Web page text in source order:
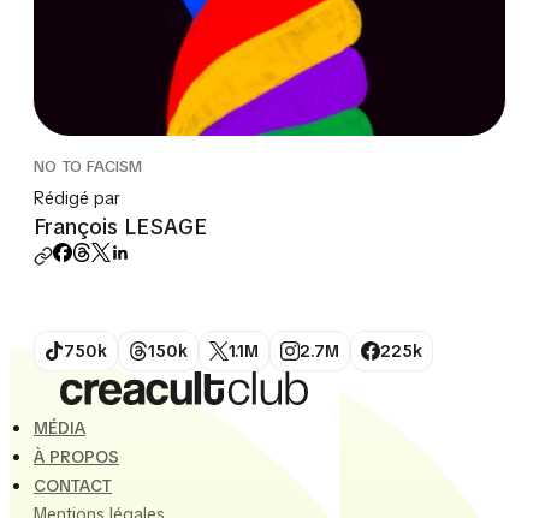
NO TO FACISM
Rédigé par
François LESAGE
750k 150k 1.1M 2.7M 225k
MÉDIA
À PROPOS
CONTACT